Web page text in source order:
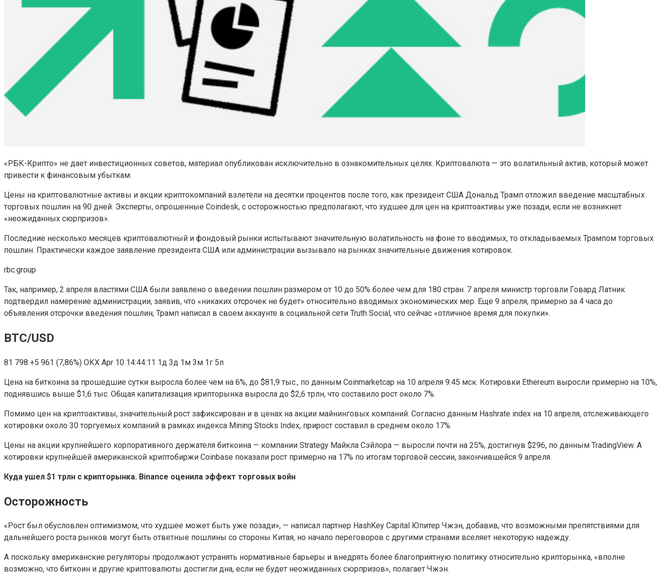
«РБК-Крипто» не дает инвестиционных советов, материал опубликован исключительно в ознакомительных целях. Криптовалюта — это волатильный актив, который может
привести к финансовым убыткам.
Цены на криптовалютные активы и акции криптокомпаний взлетели на десятки процентов после того, как президент США Дональд Трамп отложил введение масштабных
торговых пошлин на 90 дней. Эксперты, опрошенные Coindesk, с осторожностью предполагают, что худшее для цен на криптоактивы уже позади, если не возникнет
«неожиданных сюрпризов».
Последние несколько месяцев криптовалютный и фондовый рынки испытывают значительную волатильность на фоне то вводимых, то откладываемых Трампом торговых
пошлин. Практически каждое заявление президента США или администрации вызывало на рынках значительные движения котировок.
rbc.group
Так, например, 2 апреля властями США были заявлено о введении пошлин размером от 10 до 50% более чем для 180 стран. 7 апреля министр торговли Говард Латник
подтвердил намерение администрации, заявив, что «никаких отсрочек не будет» относительно вводимых экономических мер. Еще 9 апреля, примерно за 4 часа до
объявления отсрочки введения пошлин, Трамп написал в своем аккаунте в социальной сети Truth Social, что сейчас «отличное время для покупки».
BTC/USD
81 798 +5 961 (7,86%) ОКХ Apr 10 14:44:11 1д 3д 1м 3м 1г 5л
Цена на биткоина за прошедшие сутки выросла более чем на 6%, до $81,9 тыс., по данным Coinmarketcap на 10 апреля 9:45 мск. Котировки Ethereum выросли примерно на 10%,
поднявшись выше $1,6 тыс. Общая капитализация крипторынка выросла до $2,6 трлн, что составило рост около 7%.
Помимо цен на криптоактивы, значительный рост зафиксирован и в ценах на акции майнинговых компаний. Согласно данным Hashrate index на 10 апреля, отслеживающего
котировки около 30 торгуемых компаний в рамках индекса Mining Stocks Index, прирост составил в среднем около 17%.
Цены на акции крупнейшего корпоративного держателя биткоина — компании Strategy Майкла Сэйлора — выросли почти на 25%, достигнув $296, по данным TradingView. А
котировки крупнейшей американской криптобиржи Coinbase показали рост примерно на 17% по итогам торговой сессии, закончившейся 9 апреля.
Куда ушел $1 трлн с крипторынка. Binance оценила эффект торговых войн
Осторожность
«Рост был обусловлен оптимизмом, что худшее может быть уже позади», — написал партнер HashKey Capital Юпитер Чжэн, добавив, что возможными препятствиями для
дальнейшего роста рынков могут быть ответные пошлины со стороны Китая, но начало переговоров с другими странами вселяет некоторую надежду.
А поскольку американские регуляторы продолжают устранять нормативные барьеры и внедрять более благоприятную политику относительно крипторынка, «вполне
возможно, что биткоин и другие криптовалюты достигли дна, если не будет неожиданных сюрпризов», полагает Чжэн.